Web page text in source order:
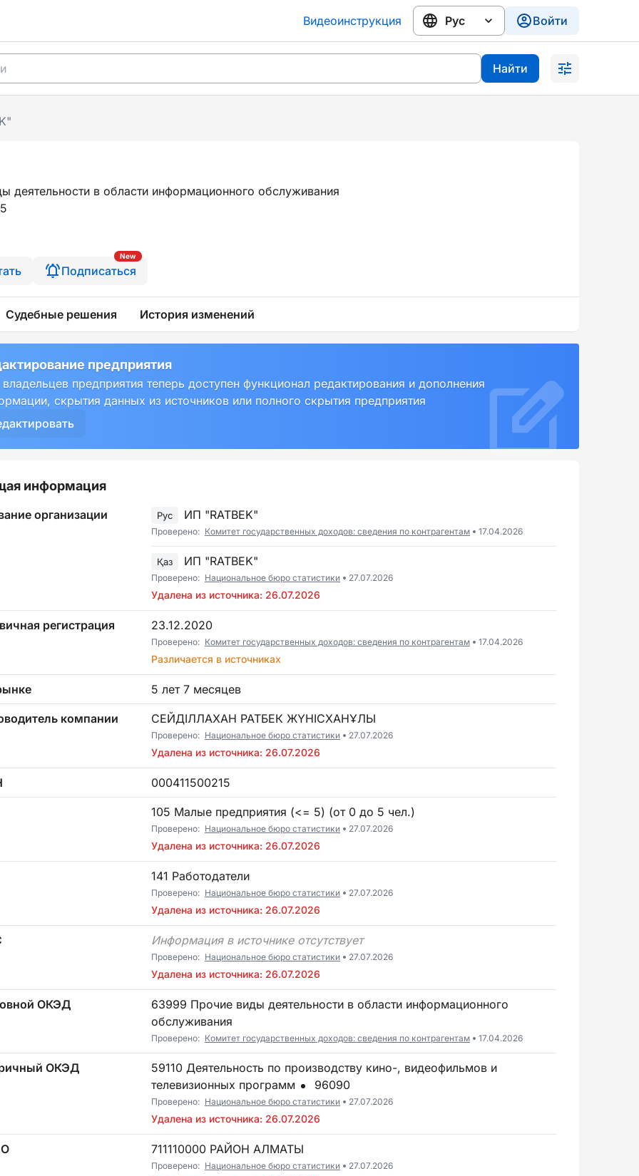
Видеоинструкция Войти
Найти
деятельности в области информационного обслуживания
New
Подписаться
Судебные решения История изменений
предприятия
предприятия теперь доступен функционал редактирования и дополнения
скрытия данных из источников или полного скрытия предприятия
информация
организации Рус ИП "RATBEK"
Проверено: Комитет государственных доходов: сведения по контрагентам 17.04.2026
Қаз ИП "RATBEK"
Проверено: Национальное бюро статистики 27.07.2026
Удалена из источника: 26.07.2026
регистрация 23.12.2020
Проверено: Комитет государственных доходов: сведения по контрагентам 17.04.2026
Различается в источниках
5 лет 7 месяцев
компании СЕЙДІЛЛАХАН РАТБЕК ЖҮНІСХАНҰЛЫ
Проверено: Национальное бюро статистики 27.07.2026
Удалена из источника: 26.07.2026
000411500215
105 Малые предприятия (<= 5) (от 0 до 5 чел.)
Проверено: Национальное бюро статистики 27.07.2026
Удалена из источника: 26.07.2026
141 Работодатели
Проверено: Национальное бюро статистики 27.07.2026
Удалена из источника: 26.07.2026
Информация в источнике отсутствует
Проверено: Национальное бюро статистики 27.07.2026
Удалена из источника: 26.07.2026
ОКЭД
63999 Прочие виды деятельности в области информационного
обслуживания
Проверено: Комитет государственных доходов: сведения по контрагентам 17.04.2026
ОКЭД
59110 Деятельность по производству кино-, видеофильмов и
телевизионных программ
96090
Проверено: Национальное бюро статистики 27.07.2026
Удалена из источника: 26.07.2026
711110000 РАЙОН АЛМАТЫ
Проверено: Национальное бюро статистики 27.07.2026